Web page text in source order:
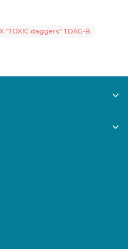
"TOXIC daggers" TDAG-B